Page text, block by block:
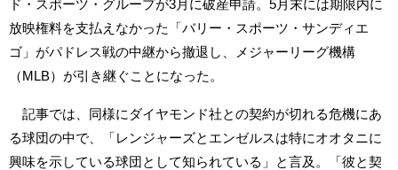
ド・スポーツ・グループが3月に破産申請。5月末には期限内に
放映権料を支払えなかった「バリー・スポーツ・サンディエ
ゴ」がパドレス戦の中継から撤退し、メジャーリーグ機構
（MLB）が引き継ぐことになった。
記事では、同様にダイヤモンド社との契約が切れる危機にあ
る球団の中で、「レンジャーズとエンゼルスは特にオオタニに
興味を示している球団として知られている」と言及。「彼と契